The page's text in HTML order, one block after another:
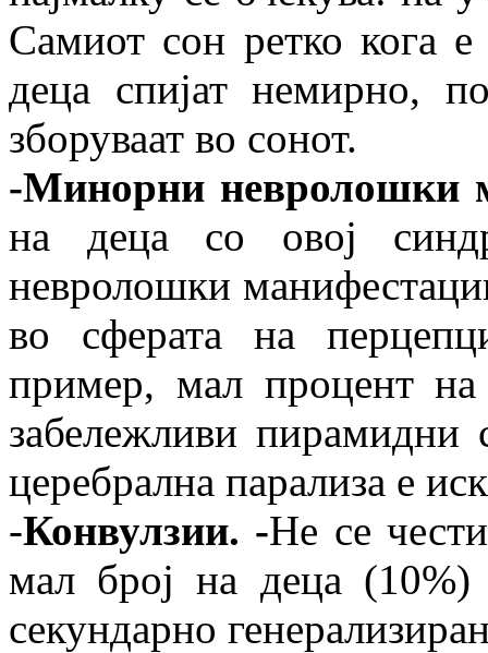
Самиот сон ретко кога
деца спијат немирно,
зборуваат во сонот.
-Минорни невролошки
на деца со овој
невролошки
во сферата на
пример, мал процент
забележливи пирамидни
церебрална парализа е
-Конвулзии. -Не се
мал број на деца
секундарно